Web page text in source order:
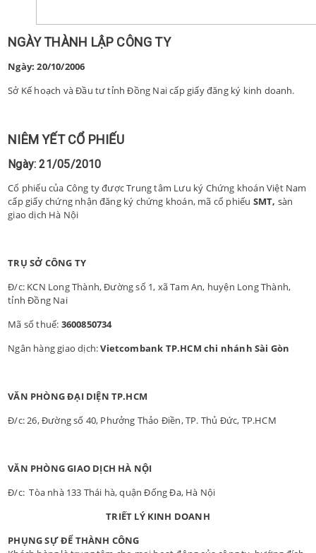
NGÀY THÀNH LẬP CÔNG TY
Ngày: 20/10/2006
Sở Kế hoạch và Đầu tư tỉnh Đồng Nai cấp giấy đăng ký kinh doanh.
NIÊM YẾT CỔ PHIẾU
Ngày: 21/05/2010
Cổ phiếu của Công ty được Trung tâm Lưu ký Chứng khoán Việt Nam
cấp giấy chứng nhận đăng ký chứng khoán, mã cổ phiếu SMT, sàn
giao dịch Hà Nội
TRỤ SỞ CÔNG TY
Đ/c: KCN Long Thành, Đường số 1, xã Tam An, huyện Long Thành,
tỉnh Đồng Nai
Mã số thuế: 3600850734
Ngân hàng giao dịch:Vietcombank TP.HCM chi nhánh Sài Gòn
VĂN PHÒNG ĐẠI DIỆN TP.HCM
Đ/c: 26, Đường số 40, Phưởng Thảo Điền, TP. Thủ Đức, TP.HCM
VĂN PHÒNG GIAO DỊCH HÀ NỘI
Đ/c: Tòa nhà 133 Thái hà, quận Đống Đa, Hà Nội
TRIẾT LÝ KINH DOANH
PHỤNG SỰ ĐỂ THÀNH CÔNG